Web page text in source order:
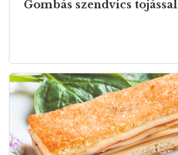
Gombás szendvics tojással